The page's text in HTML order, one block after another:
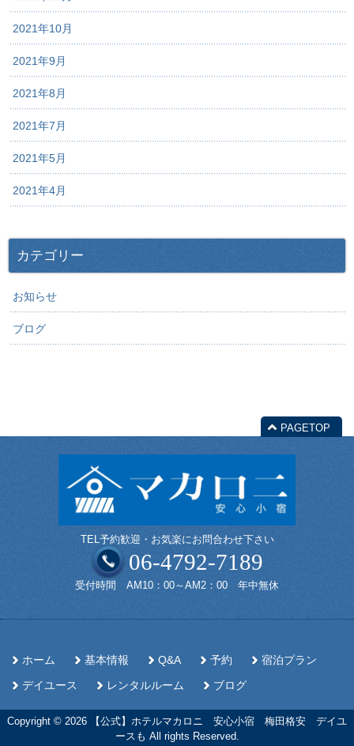
2021年10月
2021年9月
2021年8月
2021年7月
2021年5月
2021年4月
カテゴリー
お知らせ
ブログ
PAGETOP
TEL予約歓迎・お気楽にお問合わせ下さい
06-4792-7189
受付時間 AM10：00～AM2：00 年中無休
ホーム 基本情報 Q&A 予約 宿泊プラン
デイユース レンタルルーム ブログ
Copyright © 2026 【公式】ホテルマカロニ 安心小宿 梅田格安 デイユ
ースも All rights Reserved.